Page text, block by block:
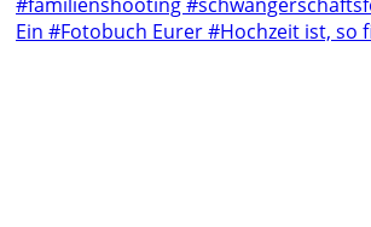
Ein #Fotobuch Eurer #Hochzeit ist, so